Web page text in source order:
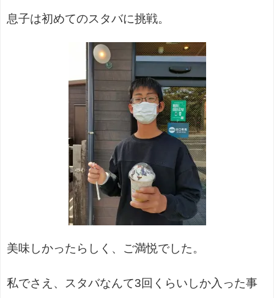
息子は初めてのスタバに挑戦。
美味しかったらしく、ご満悦でした。
私でさえ、スタバなんて3回くらいしか入った事